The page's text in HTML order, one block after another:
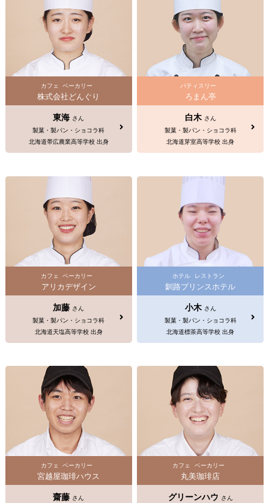
カフェ ベーカリー
株式会社どんぐり
東海 さん
製菓・製パン・ショコラ科
北海道帯広農業高等学校 出身
パティスリー
ろまん亭
白木 さん
製菓・製パン・ショコラ科
北海道芽室高等学校 出身
カフェ ベーカリー
アリカデザイン
加藤 さん
製菓・製パン・ショコラ科
北海道天塩高等学校 出身
ホテル レストラン
釧路プリンスホテル
小木 さん
製菓・製パン・ショコラ科
北海道標茶高等学校 出身
カフェ ベーカリー
宮越屋珈琲ハウス
齋藤 さん
カフェ ベーカリー
丸美珈琲店
グリーンハウ さん